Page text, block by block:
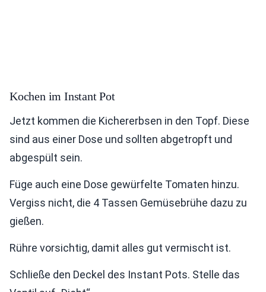
Kochen im Instant Pot
Jetzt kommen die Kichererbsen in den Topf. Diese
sind aus einer Dose und sollten abgetropft und
abgespült sein.
Füge auch eine Dose gewürfelte Tomaten hinzu.
Vergiss nicht, die 4 Tassen Gemüsebrühe dazu zu
gießen.
Rühre vorsichtig, damit alles gut vermischt ist.
Schließe den Deckel des Instant Pots. Stelle das